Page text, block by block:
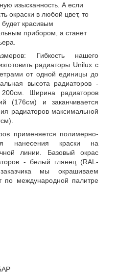
изысканность. А если
окраски в любой цвет, то
будет красивым
прибором, а станет
Гибкость нашего
радиаторы Unilux с
от одной единицы до
высота радиаторов -
Ширина радиаторов
(176см) и заканчивается
радиаторов максимальной
применяется полимерно-
нанесения краски на
линии. Базовый окрас
- белый глянец (RAL-
мы окрашиваем
по международной палитре